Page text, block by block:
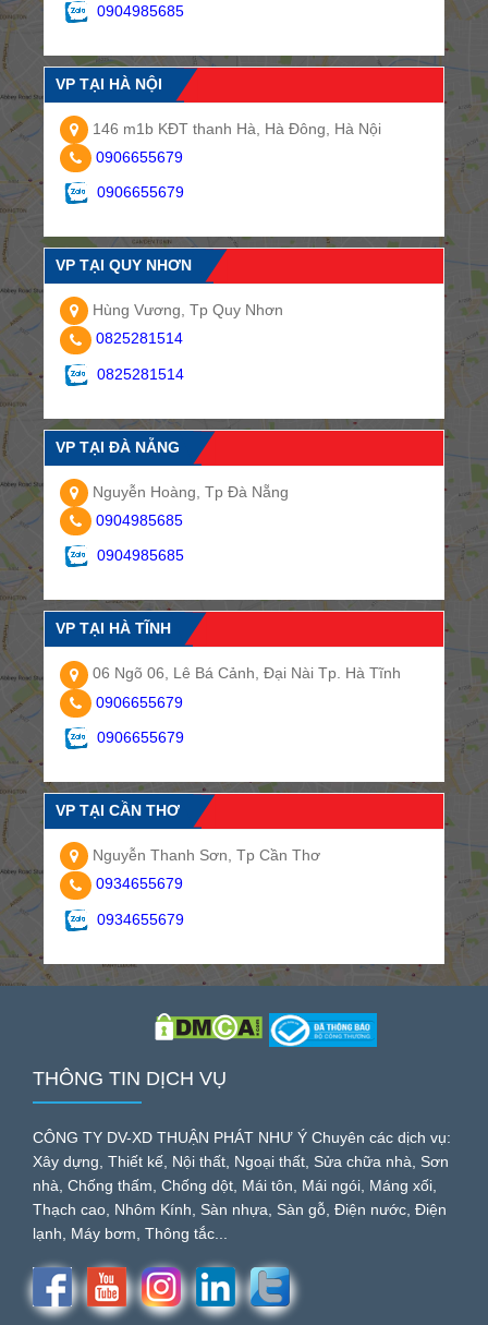
0904985685
VP TẠI HÀ NỘI
146 m1b KĐT thanh Hà, Hà Đông, Hà Nội
0906655679
0906655679
VP TẠI QUY NHƠN
Hùng Vương, Tp Quy Nhơn
0825281514
0825281514
VP TẠI ĐÀ NẴNG
Nguyễn Hoàng, Tp Đà Nẵng
0904985685
0904985685
VP TẠI HÀ TĨNH
06 Ngõ 06, Lê Bá Cảnh, Đại Nài Tp. Hà Tĩnh
0906655679
0906655679
VP TẠI CẦN THƠ
Nguyễn Thanh Sơn, Tp Cần Thơ
0934655679
0934655679
THÔNG TIN DỊCH VỤ
CÔNG TY DV-XD THUẬN PHÁT NHƯ Ý Chuyên các dịch vụ:
Xây dựng, Thiết kế, Nội thất, Ngoại thất, Sửa chữa nhà, Sơn
nhà, Chống thấm, Chống dột, Mái tôn, Mái ngói, Máng xối,
Thạch cao, Nhôm Kính, Sàn nhựa, Sàn gỗ, Điện nước, Điện
lạnh, Máy bơm, Thông tắc...